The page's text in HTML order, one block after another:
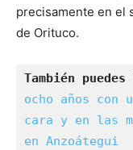
precisamente en el
de Orituco.
También
ocho años con
cara y en las
en Anzoátegui